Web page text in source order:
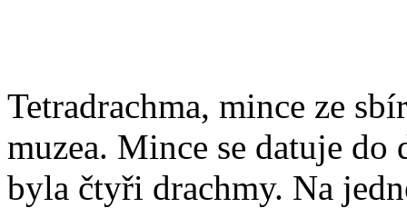
Tetradrachma, mince ze
muzea. Mince se datuje
byla čtyři drachmy. Na